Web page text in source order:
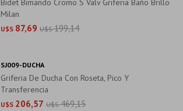
Bidet Bimando Cromo S Valv Griferia Baño Brillo
Milan
U$S 87,69 U$S 199,14
Griferia De Ducha Con Roseta, Pico Y
Transferencia
U$S 206,57 U$S 469,15
SJ009-DUCHA